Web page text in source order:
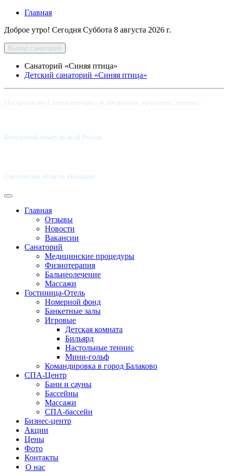
Главная
Доброе утро! Сегодня Суббота 8 августа 2026 г.
Выбор санатория
Санаторий «Синяя птица»
Детский санаторий «Синяя птица»
Бесплатный номер по всей России:
Саратовская область, г.Балаково
Главная
Отзывы
Новости
Вакансии
Санаторий
Медицинские процедуры
Физиотерапия
Бальнеолечение
Массажи
Гостиница-Отель
Номерной фонд
Банкетные залы
Игровые
Детская комната
Бильярд
Настольные теннис
Мини-гольф
Командировка в город Балаково
СПА-Центр
Бани и сауны
Бассейны
Массажи
СПА-бассейн
Бизнес-центр
Акции
Цены
Фото
Контакты
О нас